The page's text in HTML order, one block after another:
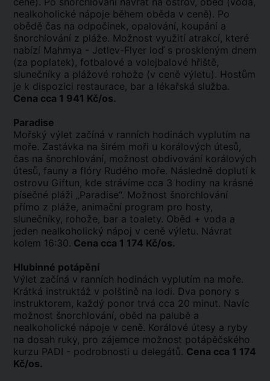
nealkoholické nápoje během oběda v ceně). Po
obědě čas na odpočinek, opalování, koupání a
šnorchlování z pláže. Možnost využití atrakcí, které
nabízí Mahmya - Jetlev-Flyer loď s proskleným dnem
(za poplatek), fotbalové a volejbalové hřiště,
slunečníky a plážové rohože (v ceně výletu). Hostům
je k dispozici restaurace, bar a lékařská služba.
Cena cca 1 941 Kč/os.
Paradise
Mořský výlet začíná v ranních hodinách vyplutím na
moře. Zastávka na širém moři u korálových útesů,
čas na šnorchlování, možnost obdivování korálových
útesů, fauny a flóry Rudého moře. Následně doplutí k
ostrovu Giftun, kde strávíme cca 3 hodiny na krásné
písečné pláži „Paradise“. Možnost šnorchlování
přímo z pláže, animační program pro hosty,
slunečníky, rohože, bar a toalety. Oběd + voda a
jeden nealkoholický nápoj v ceně výletu. Návrat
kolem 16:30. Cena cca 1 174 Kč/os.
Hlubinné potápění
Výlet začíná v ranních hodinách vyplutím na moře.
Krátká instruktáž v polštině na lodi. Dva ponory s
instruktorem, každý ponor trvá cca 20 minut. Navíc
možnost šnorchlování, oběd na palubě a
nealkoholické nápoje v ceně. Korálové útesy a ryby
na dosah ruky, pro zájemce možnost potápěčského
kurzu PADI - podrobnosti u delegátů. Cena cca 1 174
Kč/os.